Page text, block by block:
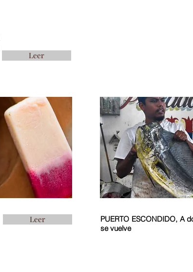
Leer
Leer
PUERTO ESCONDIDO, A
se vuelve